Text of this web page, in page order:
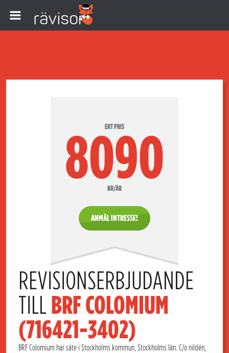
ERT PRIS
8090
KR/ÅR
ANMÄL INTRESSE!
REVISIONSERBJUDANDE
TILL BRF COLOMIUM
(716421-3402)
BRF Colomium har säte i Stockholms kommun, Stockholms län. C/o nildén,